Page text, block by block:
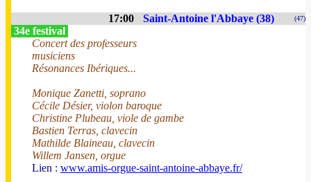
17:00 Saint-Antoine l'Abbaye (38) (47)
34e festival
Concert des professeurs
musiciens
Résonances Ibériques...
Monique Zanetti, soprano
Cécile Désier, violon baroque
Christine Plubeau, viole de gambe
Bastien Terras, clavecin
Mathilde Blaineau, clavecin
Willem Jansen, orgue
Lien : www.amis-orgue-saint-antoine-abbaye.fr/